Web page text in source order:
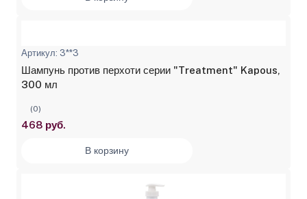
Артикул: 3**3
Шампунь против перхоти серии "Treatment" Kapous,
300 мл
(0)
468 руб.
В корзину